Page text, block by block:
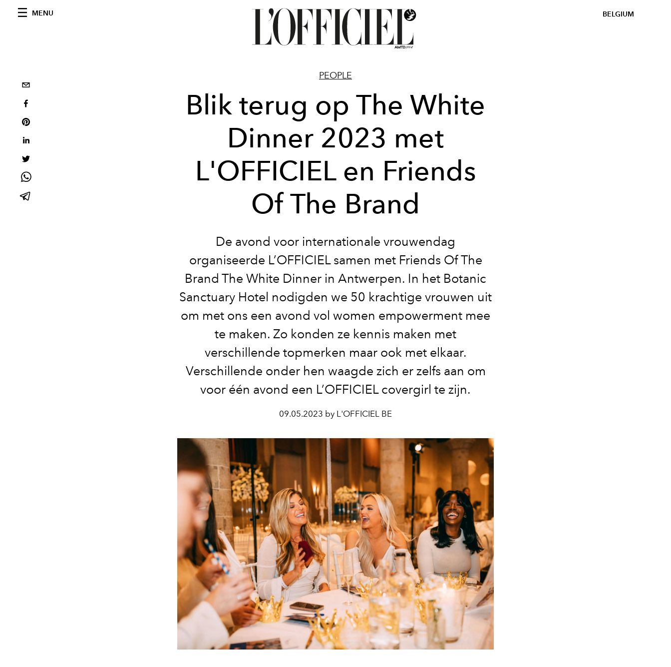
MENU BELGIUM
PEOPLE
Blik terug op The White
Dinner 2023 met
L'OFFICIEL en Friends
Of The Brand
De avond voor internationale vrouwendag
organiseerde L’OFFICIEL samen met Friends Of The
Brand The White Dinner in Antwerpen. In het Botanic
Sanctuary Hotel nodigden we 50 krachtige vrouwen uit
om met ons een avond vol women empowerment mee
te maken. Zo konden ze kennis maken met
verschillende topmerken maar ook met elkaar.
Verschillende onder hen waagde zich er zelfs aan om
voor één avond een L’OFFICIEL covergirl te zijn.
09.05.2023 by L'OFFICIEL BE